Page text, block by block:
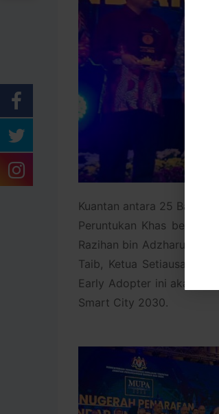
Kuantan antara 25
Peruntukan Khas
Razihan bin Adzharuddin,
Taib, Ketua Setiausaha,
Early Adopter ini akan
Smart City 2030.